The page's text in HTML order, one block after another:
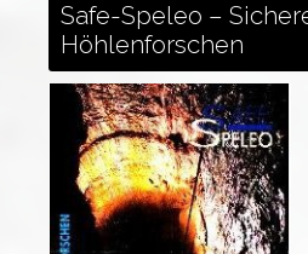
Safe-Speleo –
Höhlenforschen